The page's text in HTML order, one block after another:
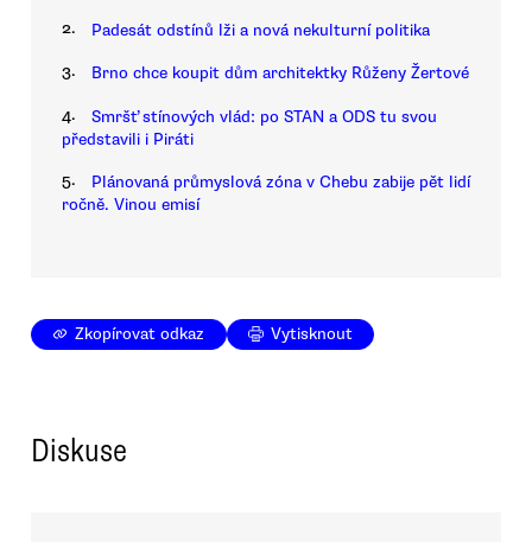
2. Padesát odstínů lži a nová nekulturní politika
3. Brno chce koupit dům architektky Růženy Žertové
4.
Smršť stínových vlád: po STAN a ODS tu svou
představili i Piráti
5.
Plánovaná průmyslová zóna v Chebu zabije pět lidí
ročně. Vinou emisí
Zkopírovat odkaz Vytisknout
Diskuse